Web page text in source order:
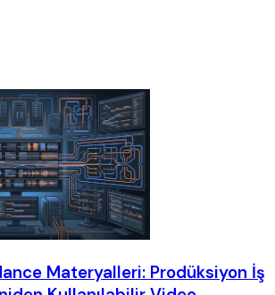
Materyalleri: Prodüksiyon İş